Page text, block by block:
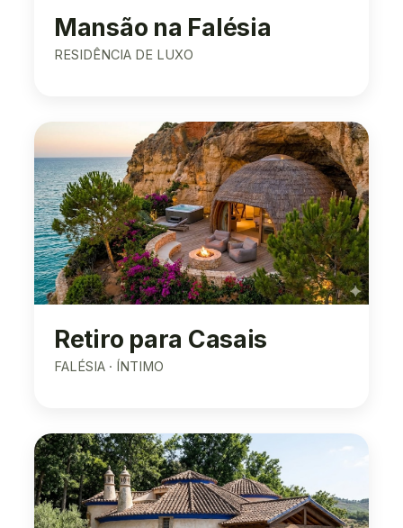
Mansão na Falésia
RESIDÊNCIA DE LUXO
Retiro para Casais
FALÉSIA · ÍNTIMO